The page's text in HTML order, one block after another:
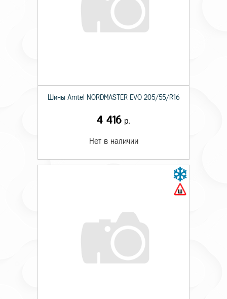
Шины Amtel NORDMASTER EVO 205/55/R16
4 416 р.
Нет в наличии